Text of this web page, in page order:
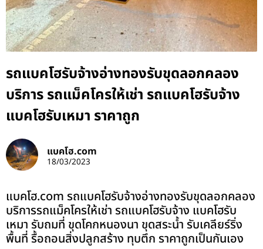
รถแบคโฮรับจ้างอ่างทองรับขุดลอกคลอง
บริการ รถแม็คโครให้เช่า รถแบคโฮรับจ้าง
แบคโฮรับเหมา ราคาถูก
แบคโฮ.com
18/03/2023
แบคโฮ.com รถแบคโฮรับจ้างอ่างทองรับขุดลอกคลอง
บริการรถแม็คโครให้เช่า รถแบคโฮรับจ้าง แบคโฮรับ
เหมา รับถมที่ ขุดโคกหนองนา ขุดสระน้ำ รับเคลียร์ริ่ง
พื้นที่ รื้อถอนสิ่งปลูกสร้าง ทุบตึก ราคาถูกเป็นกันเอง